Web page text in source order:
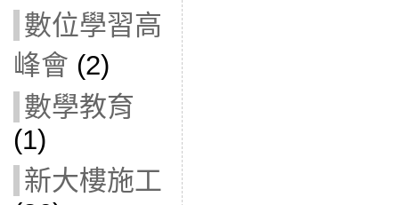
數位學習高
峰會 (2)
數學教育
(1)
新大樓施工